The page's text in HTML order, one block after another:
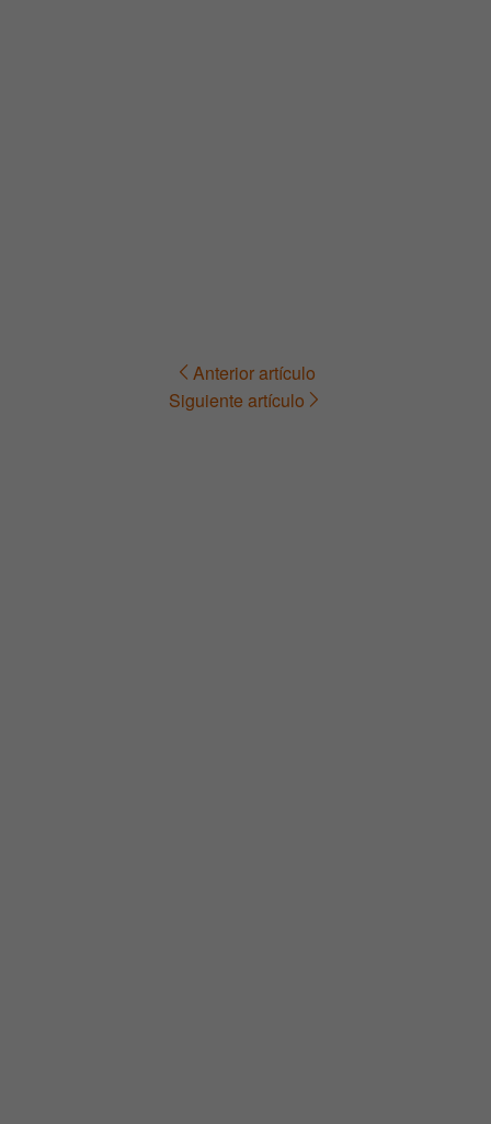
Navegación Anterior artículo
Siguiente artículo